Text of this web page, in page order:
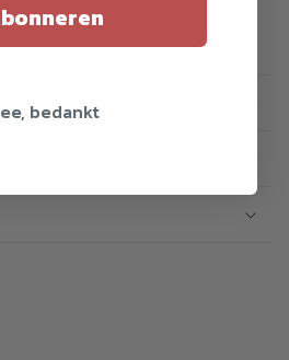
competitieve jojo spelers
bedankt